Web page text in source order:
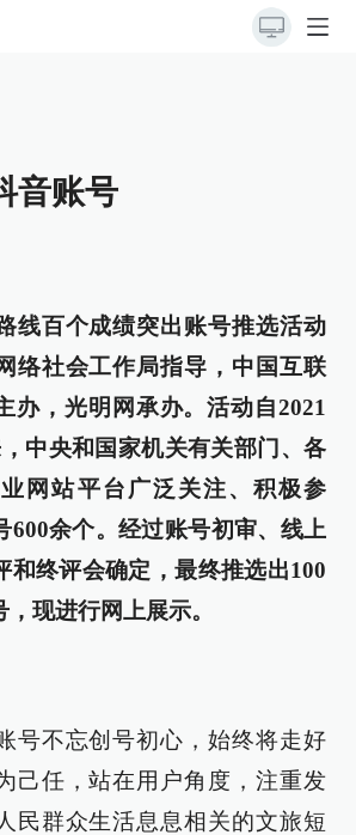
音账号
线百个成绩突出账号推选活动
络社会工作局指导，中国互联
办，光明网承办。活动自2021
中央和国家机关有关部门、各
网站平台广泛关注、积极参
600余个。经过账号初审、线上
和终评会确定，最终推选出100
现进行网上展示。
号不忘创号初心，始终将走好
己任，站在用户角度，注重发
民群众生活息息相关的文旅短